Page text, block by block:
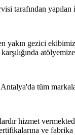
tarafından
yakın gezici
atölyemize
tüm
hizmet
ve